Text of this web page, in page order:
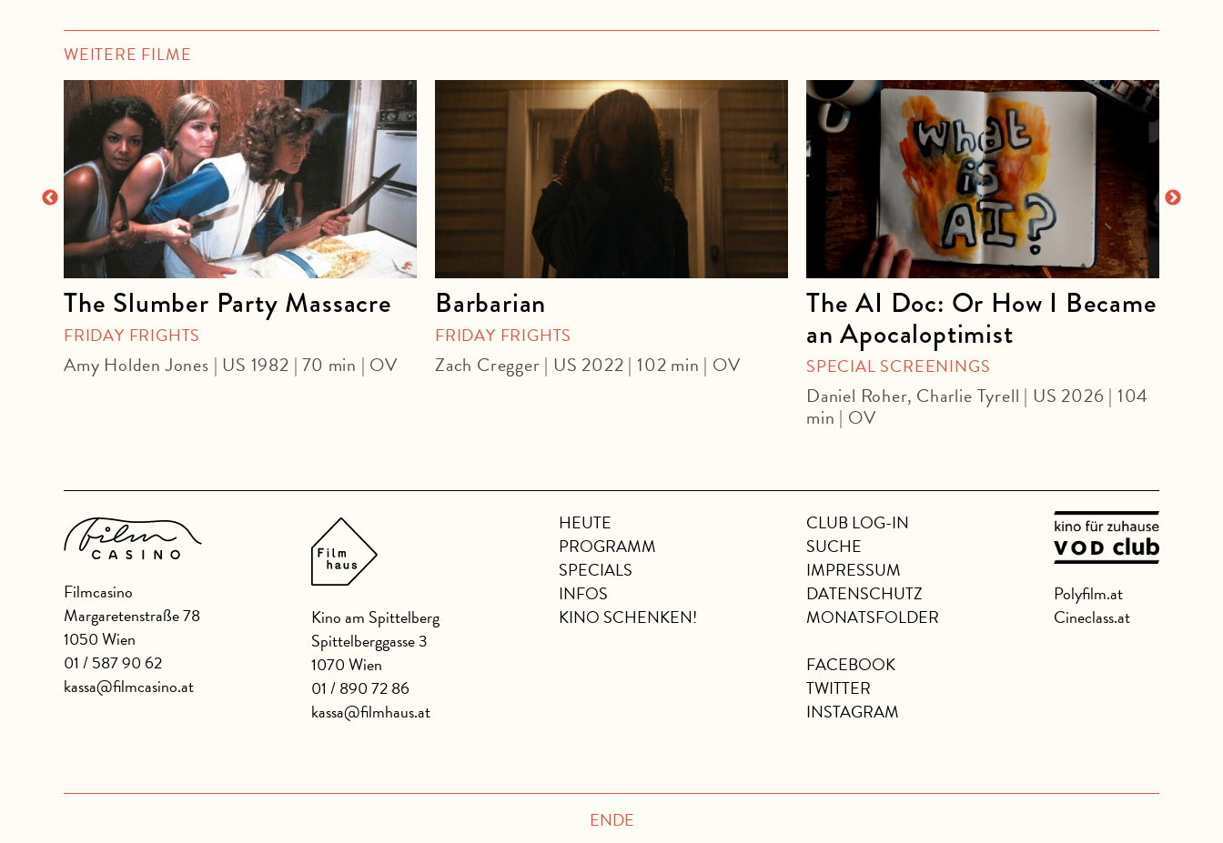
WEITERE FILME
The Slumber Party Massacre
FRIDAY FRIGHTS
Amy Holden Jones | US 1982 | 70 min | OV
Barbarian
FRIDAY FRIGHTS
Zach Cregger | US 2022 | 102 min | OV
The AI Doc: Or How I Became
an Apocaloptimist
SPECIAL SCREENINGS
Daniel Roher, Charlie Tyrell | US 2026 | 104
min | OV
Filmcasino
Margaretenstraße 78
1050 Wien
01 / 587 90 62
kassa@filmcasino.at
Kino am Spittelberg
Spittelberggasse 3
1070 Wien
01 / 890 72 86
kassa@filmhaus.at
HEUTE
PROGRAMM
SPECIALS
INFOS
KINO SCHENKEN!
CLUB LOG-IN
SUCHE
IMPRESSUM
DATENSCHUTZ
MONATSFOLDER
FACEBOOK
TWITTER
INSTAGRAM
Polyfilm.at
Cineclass.at
ENDE